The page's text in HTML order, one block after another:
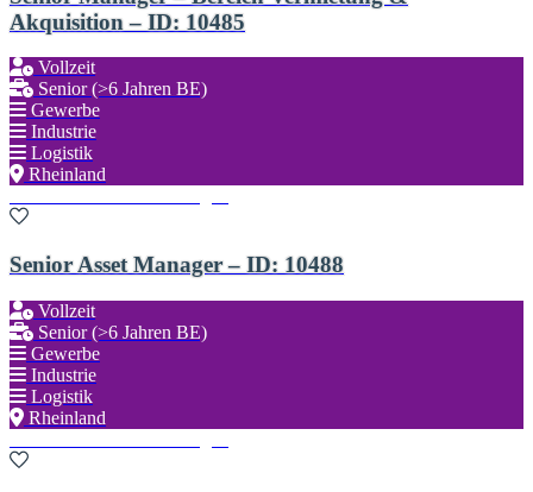
Akquisition – ID: 10485
Vollzeit
Senior (>6 Jahren BE)
Gewerbe
Industrie
Logistik
Rheinland
Senior Asset Manager – ID: 10488
Vollzeit
Senior (>6 Jahren BE)
Gewerbe
Industrie
Logistik
Rheinland